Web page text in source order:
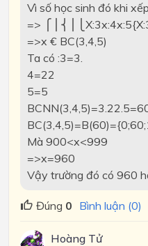
Vì số học sinh đó khi
=>
=>x € BC(3,4,5)
Ta có :3=3.
4=22
5=5
Mà 900<x<999
=>x=960
Vậy trường đó có 960
Đúng 0 Bình luận (0)
Hoàng Tử